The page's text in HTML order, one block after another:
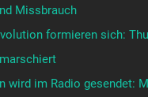
Missbrauch
formieren sich:
wird im Radio gesendet: